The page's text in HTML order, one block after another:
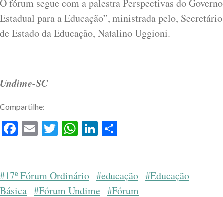
O fórum segue com a palestra Perspectivas do Governo
Estadual para a Educação”, ministrada pelo, Secretário
de Estado da Educação, Natalino Uggioni.
Undime-SC
Compartilhe:
Facebook
EmailTwitterWhatsApp
LinkedIn
#17º Fórum Ordinário #educação #Educação
Básica #Fórum Undime #Fórum